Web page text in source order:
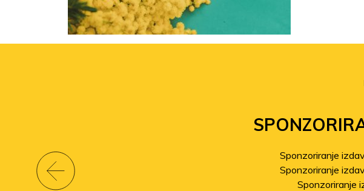
Sponzoriranje
Sponzoriranje
Sponzoriranje